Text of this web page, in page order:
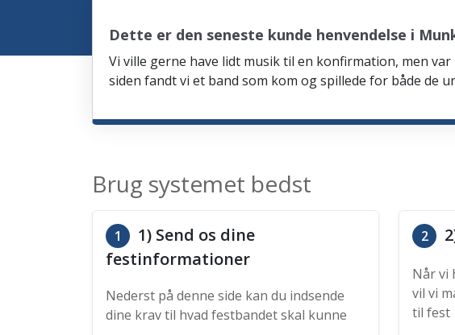
Dette er den seneste kunde henvendelse i
Vi ville gerne have lidt musik til en konfirmation, men
siden fandt vi et band som kom og spillede for både de
Brug systemet bedst
1
1) Send os dine
festinformationer
Nederst på denne side kan du indsende
dine krav til hvad festbandet skal kunne
2
Når vi
vil vi
til fest